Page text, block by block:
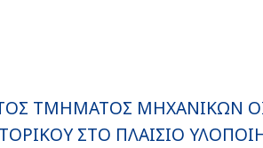
ΤΜΗΜΑΤΟΣ ΜΗΧΑΝΙΚΩΝ
ΣΤΟ ΠΛΑΙΣΙΟ